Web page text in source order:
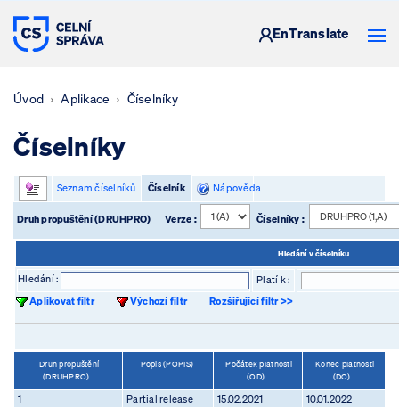
CELNÍ SPRÁVA ČESKÉ REPUBLIKY
EnTranslate
Úvod Aplikace Číselníky
Číselníky
Seznam číselníků Číselník Nápověda
Druh propuštění (DRUHPRO) Verze : Číselníky :
Hledání v číselníku
Hledání :
Platí k :
Aplikovat filtr
Výchozí filtr Rozšiřující filtr >>
Druh propuštění
(DRUHPRO)
Popis (POPIS)
Počátek platnosti
(OD)
Konec platnosti
(DO)
1 Partial release 15.02.2021
10.01.2022